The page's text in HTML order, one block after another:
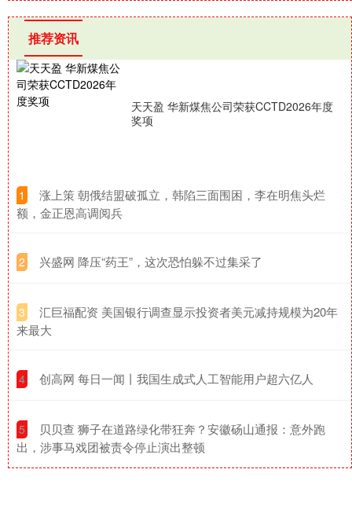
推荐资讯
天天盈 华新煤焦公司荣获CCTD2026年度
奖项
1
​涨上策 朝俄结盟破孤立，韩陷三面围困，李在明焦头烂
额，金正恩高调阅兵
2 ​兴盛网 降压“药王”，这次恐怕躲不过集采了
3
​汇巨福配资 美国银行调查显示投资者美元减持规模为20年
来最大
4 ​创高网 每日一闻丨我国生成式人工智能用户超六亿人
5
​贝贝查 狮子在道路绿化带狂奔？安徽砀山通报：意外跑
出，涉事马戏团被责令停止演出整顿